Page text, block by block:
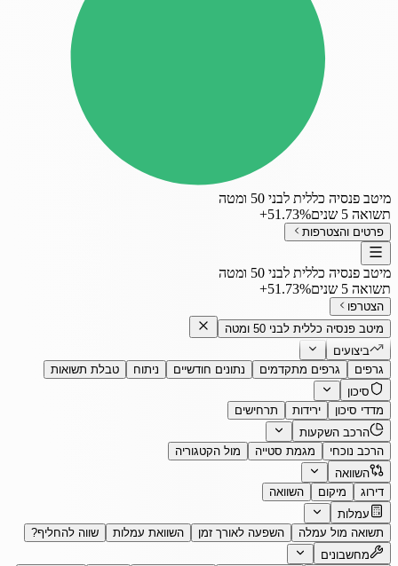
מיטב פנסיה כללית לבני 50 ומטה
תשואה 5 שנים
‎+51.73%
פרטים והצטרפות
מיטב פנסיה כללית לבני 50 ומטה
תשואה 5 שנים
‎+51.73%
הצטרפו
מיטב פנסיה כללית לבני 50 ומטה
ביצועים
גרפים
גרפים מתקדמים נתונים חודשיים ניתוח
טבלת תשואות
סיכון
מדדי סיכון
ירידות
תרחישים
הרכב השקעות
הרכב נוכחי
מגמת סטייה
מול הקטגוריה
השוואה
דירוג
מיקום
השוואה
עמלות
תשואה מול עמלה
השפעה לאורך זמן השוואת עמלות
שווה להחליף?
מחשבונים